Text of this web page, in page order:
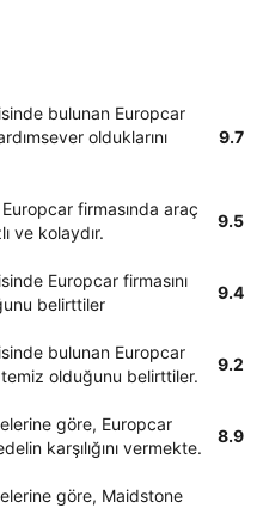
bulunan Europcar
olduklarını
9.7
firmasında araç
ve kolaydır.
9.5
Europcar firmasını
belirttiler
9.4
bulunan Europcar
temiz olduğunu belirttiler.
9.2
göre, Europcar
karşılığını vermekte.
8.9
göre, Maidstone